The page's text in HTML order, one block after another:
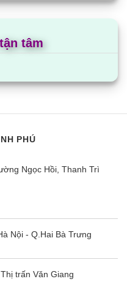
tâm
PHÚ
Ngọc Hồi, Thanh Trì
Nội - Q.Hai Bà Trưng
trấn Văn Giang